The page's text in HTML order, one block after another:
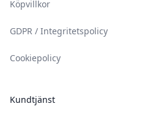
Köpvillkor
GDPR / Integritetspolicy
Cookiepolicy
Kundtjänst